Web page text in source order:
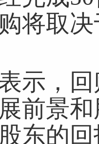
将取
，回
前景
东的
密码： 匿名发布 验